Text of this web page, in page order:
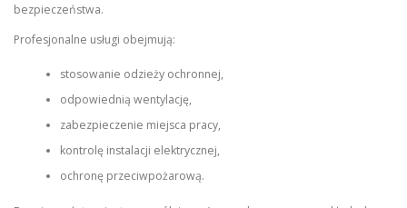
bezpieczeństwa.
Profesjonalne usługi obejmują:
stosowanie odzieży ochronnej,
odpowiednią wentylację,
zabezpieczenie miejsca pracy,
kontrolę instalacji elektrycznej,
ochronę przeciwpożarową.